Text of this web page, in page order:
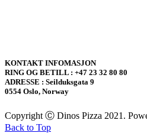
KONTAKT INFOMASJON
RING OG BETILL : +47 23 32 80 80
ADRESSE : Seilduksgata 9
0554 Oslo, Norway
Copyright Ⓒ Dinos Pizza 2021.
Back to Top